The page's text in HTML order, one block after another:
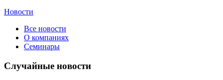
Новости
Все новости
О компаниях
Семинары
Случайные новости